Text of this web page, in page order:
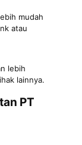
mudah
atau
lebih
lainnya.
PT